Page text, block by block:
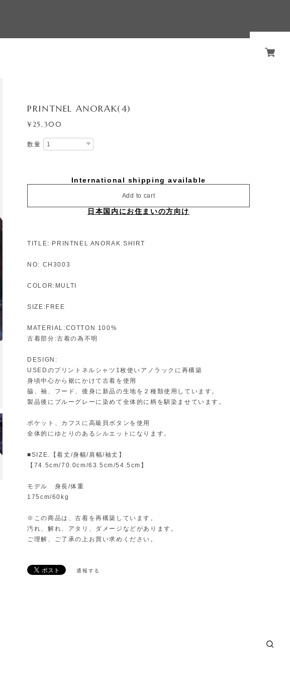
PRINTNEL ANORAK(4)
¥25,300
数量
International shipping available
Add to cart
日本国内にお住まいの方向け
TITLE: PRINTNEL ANORAK SHIRT
NO: CH3003
COLOR:MULTI
SIZE:FREE
MATERIAL:COTTON 100%
古着部分:古着の為不明
DESIGN:
USEDのプリントネルシャツ1枚使いアノラックに再構築
身頃中心から裾にかけて古着を使用
脇、袖、フード、後身に新品の生地を２種類使用しています。
製品後にブルーグレーに染めて全体的に柄を馴染ませています。
ポケット、カフスに高級貝ボタンを使用
全体的にゆとりのあるシルエットになります。
■SIZE.【着丈/身幅/肩幅/袖丈】
【74.5cm/70.0cm/63.5cm/54.5cm】
モデル 身長/体重
175cm/60kg
※この商品は、古着を再構築しています。
汚れ、解れ、アタリ、ダメージなどがあります。
ご理解、ご了承の上お買い求めください。
通報する